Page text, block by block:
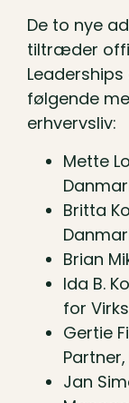
De to nye
tiltræder
følgende
erhvervsliv:
Mette
Britta
Brian
Ida B.
for
Gertie
Jan